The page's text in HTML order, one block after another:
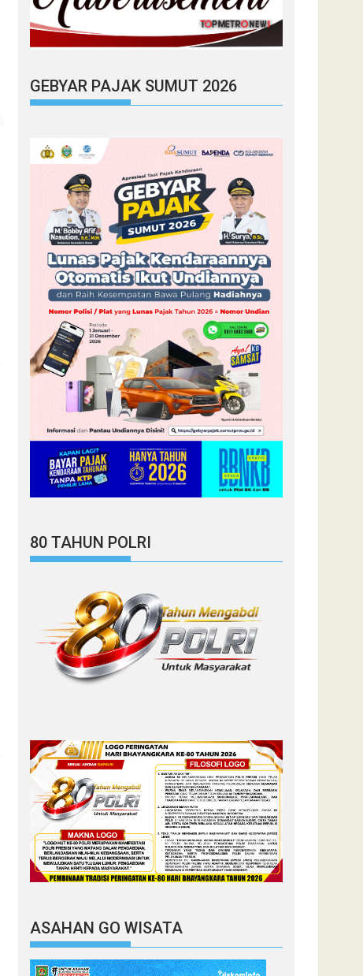
GEBYAR PAJAK SUMUT 2026
80 TAHUN POLRI
ASAHAN GO WISATA